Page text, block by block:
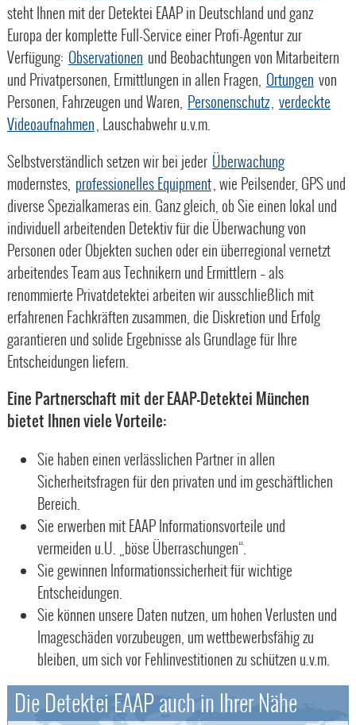
steht Ihnen mit der Detektei EAAP in Deutschland und ganz
Europa der komplette Full-Service einer Profi-Agentur zur
Verfügung: Observationen und Beobachtungen von Mitarbeitern
und Privatpersonen, Ermittlungen in allen Fragen, Ortungen von
Personen, Fahrzeugen und Waren, Personenschutz, verdeckte
Videoaufnahmen, Lauschabwehr u.v.m.
Selbstverständlich setzen wir bei jeder Überwachung
modernstes, professionelles Equipment, wie Peilsender, GPS und
diverse Spezialkameras ein. Ganz gleich, ob Sie einen lokal und
individuell arbeitenden Detektiv für die Überwachung von
Personen oder Objekten suchen oder ein überregional vernetzt
arbeitendes Team aus Technikern und Ermittlern – als
renommierte Privatdetektei arbeiten wir ausschließlich mit
erfahrenen Fachkräften zusammen, die Diskretion und Erfolg
garantieren und solide Ergebnisse als Grundlage für Ihre
Entscheidungen liefern.
Eine Partnerschaft mit der EAAP-Detektei München
bietet Ihnen viele Vorteile:
Sie haben einen verlässlichen Partner in allen
Sicherheitsfragen für den privaten und im geschäftlichen
Bereich.
Sie erwerben mit EAAP Informationsvorteile und
vermeiden u.U. „böse Überraschungen“.
Sie gewinnen Informationssicherheit für wichtige
Entscheidungen.
Sie können unsere Daten nutzen, um hohen Verlusten und
Imageschäden vorzubeugen, um wettbewerbsfähig zu
bleiben, um sich vor Fehlinvestitionen zu schützen u.v.m.
Die Detektei EAAP auch in Ihrer Nähe